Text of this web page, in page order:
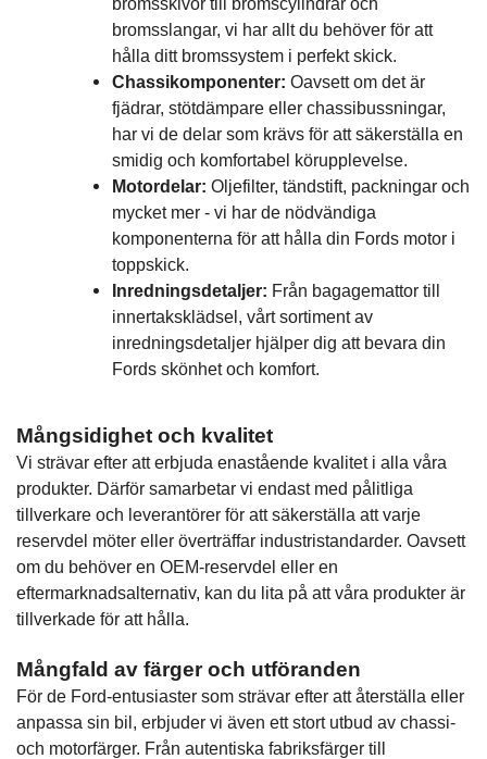
bromsskivor till bromscylindrar och
bromsslangar, vi har allt du behöver för att
hålla ditt bromssystem i perfekt skick.
Chassikomponenter: Oavsett om det är
fjädrar, stötdämpare eller chassibussningar,
har vi de delar som krävs för att säkerställa en
smidig och komfortabel körupplevelse.
Motordelar: Oljefilter, tändstift, packningar och
mycket mer - vi har de nödvändiga
komponenterna för att hålla din Fords motor i
toppskick.
Inredningsdetaljer: Från bagagemattor till
innertaksklädsel, vårt sortiment av
inredningsdetaljer hjälper dig att bevara din
Fords skönhet och komfort.
Mångsidighet och kvalitet
Vi strävar efter att erbjuda enastående kvalitet i alla våra
produkter. Därför samarbetar vi endast med pålitliga
tillverkare och leverantörer för att säkerställa att varje
reservdel möter eller överträffar industristandarder. Oavsett
om du behöver en OEM-reservdel eller en
eftermarknadsalternativ, kan du lita på att våra produkter är
tillverkade för att hålla.
Mångfald av färger och utföranden
För de Ford-entusiaster som strävar efter att återställa eller
anpassa sin bil, erbjuder vi även ett stort utbud av chassi-
och motorfärger. Från autentiska fabriksfärger till